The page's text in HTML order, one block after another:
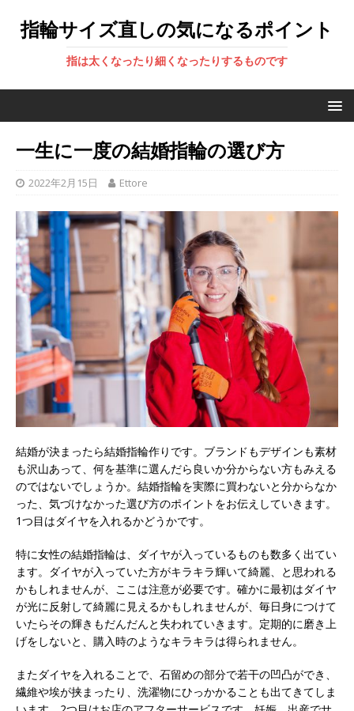
指輪サイズ直しの気になるポイント
指は太くなったり細くなったりするものです
一生に一度の結婚指輪の選び方
2022年2月15日 Ettore
結婚が決まったら結婚指輪作りです。 ブランドもデザインも素材
も沢山あって、何を基準に選んだら良いか分からない方もみえる
のではないでしょうか。結婚指輪を実際に買わないと分からなか
った、気づけなかった選び方のポイントをお伝えしていきます。
1つ目はダイヤを入れるかどうかです。
特に女性の結婚指輪は、ダイヤが入っているものも数多く出てい
ます。ダイヤが入っていた方がキラキラ輝いて綺麗、と思われる
かもしれませんが、ここは注意が必要です。確かに最初はダイヤ
が光に反射して綺麗に見えるかもしれませんが、毎日身につけて
いたらその輝きもだんだんと失われていきます。定期的に磨き上
げをしないと、購入時のようなキラキラは得られません。
またダイヤを入れることで、石留めの部分で若干の凹凸ができ、
繊維や埃が挟まったり、洗濯物にひっかかることも出てきてしま